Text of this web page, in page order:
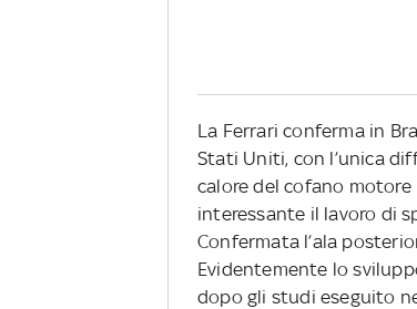
La Ferrari conferma in
Stati Uniti, con l’unica
calore del cofano
interessante il lavoro di
Confermata l’ala
Evidentemente lo
dopo gli studi eseguito